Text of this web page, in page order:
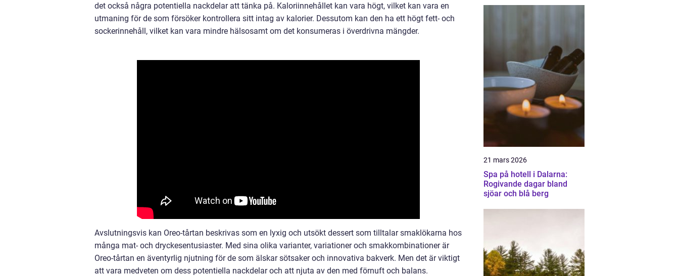
det också några potentiella nackdelar att tänka på. Kaloriinnehållet kan vara högt, vilket kan vara en
utmaning för de som försöker kontrollera sitt intag av kalorier. Dessutom kan den ha ett högt fett- och
sockerinnehåll, vilket kan vara mindre hälsosamt om det konsumeras i överdrivna mängder.
Avslutningsvis kan Oreo-tårtan beskrivas som en lyxig och utsökt dessert som tilltalar smaklökarna hos
många mat- och dryckesentusiaster. Med sina olika varianter, variationer och smakkombinationer är
Oreo-tårtan en äventyrlig njutning för de som älskar sötsaker och innovativa bakverk. Men det är viktigt
att vara medveten om dess potentiella nackdelar och att njuta av den med förnuft och balans.
21 mars 2026
Spa på hotell i Dalarna:
Rogivande dagar bland
sjöar och blå berg